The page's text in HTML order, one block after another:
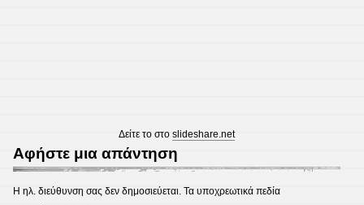
Δείτε το στοslideshare.net
Αφήστε μια απάντηση
Η ηλ. διεύθυνση σας δεν δημοσιεύεται. Τα υποχρεωτικά πεδία